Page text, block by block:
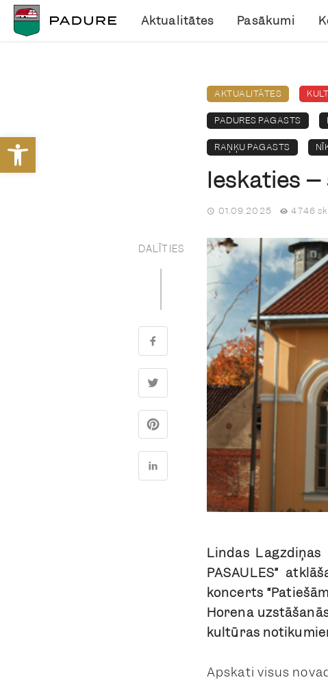
Open toolbar
Aktualitātes Pasākumi
AKTUALITĀTES
PADURES PAGASTS
RAŅĶU PAGASTS
Ieskaties –
01.09.2025 4746
DALĪTIES
Lindas Lagzdiņas
PASAULES”
koncerts
Horena
kultūras
Apskati visus